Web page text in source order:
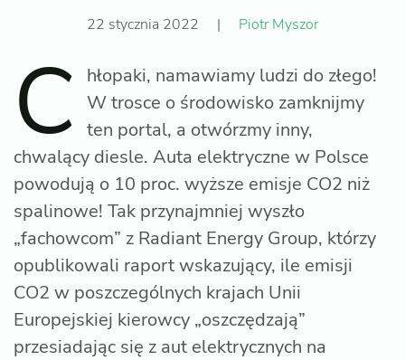
22 stycznia 2022 | Piotr Myszor
C
hłopaki, namawiamy ludzi do złego!
W trosce o środowisko zamknijmy
ten portal, a otwórzmy inny,
chwalący diesle. Auta elektryczne w Polsce
powodują o 10 proc. wyższe emisje CO2 niż
spalinowe! Tak przynajmniej wyszło
„fachowcom” z Radiant Energy Group, którzy
opublikowali raport wskazujący, ile emisji
CO2 w poszczególnych krajach Unii
Europejskiej kierowcy „oszczędzają”
przesiadając się z aut elektrycznych na